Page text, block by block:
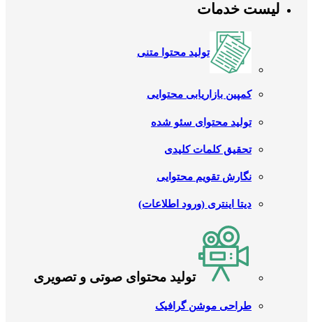
لیست خدمات
تولید محتوا متنی
کمپین بازاریابی محتوایی
تولید محتوای سئو شده
تحقیق کلمات کلیدی
نگارش تقویم محتوایی
دیتا اینتری (ورود اطلاعات)
تولید محتوای صوتی و تصویری
طراحی موشن گرافیک